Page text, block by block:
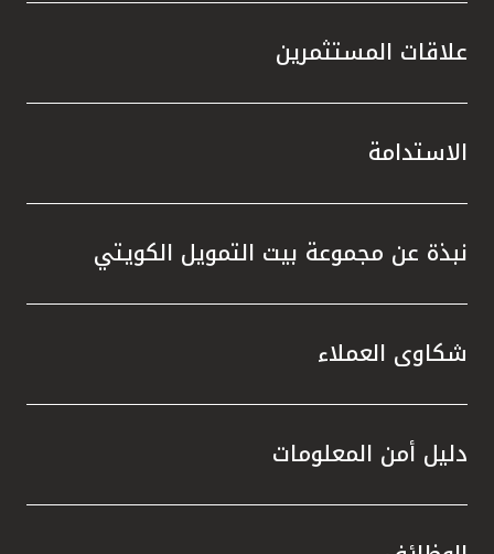
علاقات المستثمرين
الاستدامة
نبذة عن مجموعة بيت التمويل الكويتي
شكاوى العملاء
دليل أمن المعلومات